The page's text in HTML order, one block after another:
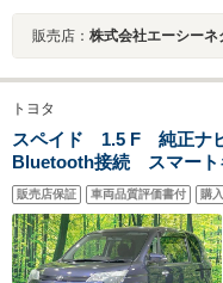
販売店： 株式会社エーシーネ
トヨタ
スペイド 1.5 F 純正
Bluetooth接続 スマー
デジ 電動格納ミラー
ベライザー プライバシ
販売店保証 車両品質評価書付 購